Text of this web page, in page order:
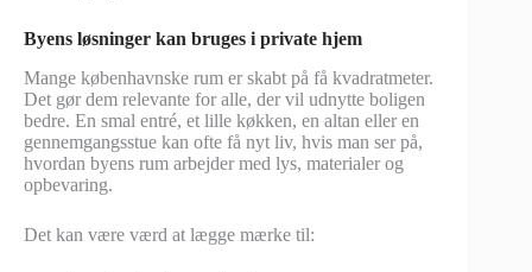
Byens løsninger kan bruges i private hjem
Mange københavnske rum er skabt på få kvadratmeter.
Det gør dem relevante for alle, der vil udnytte boligen
bedre. En smal entré, et lille køkken, en altan eller en
gennemgangsstue kan ofte få nyt liv, hvis man ser på,
hvordan byens rum arbejder med lys, materialer og
opbevaring.
Det kan være værd at lægge mærke til: